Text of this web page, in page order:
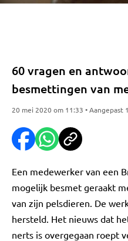
60 vragen en
besmettingen van
20 mei 2020 om 11:33 •
Een medewerker van een
mogelijk besmet geraakt
van zijn pelsdieren. De
hersteld. Het nieuws dat
nerts is overgegaan roept